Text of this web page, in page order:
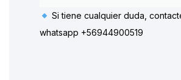
Si tiene cualquier duda,
whatsapp +56944900519